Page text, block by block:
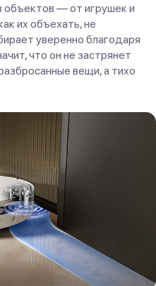
объектов — от игрушек и
их объехать, не
уверенно благодаря
что он не застрянет
вещи, а тихо